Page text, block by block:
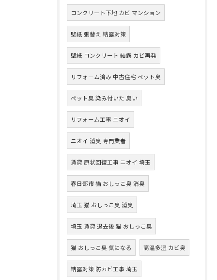
コンクリート下地 カビ マンション
壁紙 張替え 結露対策
壁紙 コンクリート 結露 カビ再発
リフォーム済み 中古住宅 ペット臭
ペット臭 染み付いた 臭い
リフォーム工事 ニオイ
ニオイ 消臭 専門業者
賃貸 原状回復工事 ニオイ 埼玉
春日部市 猫 おしっこ臭 消臭
埼玉 猫 おしっこ臭 消臭
埼玉 賃貸 退去後 猫 おしっこ臭
猫 おしっこ臭 気になる 高温多湿 カビ臭
結露対策 防カビ工事 埼玉